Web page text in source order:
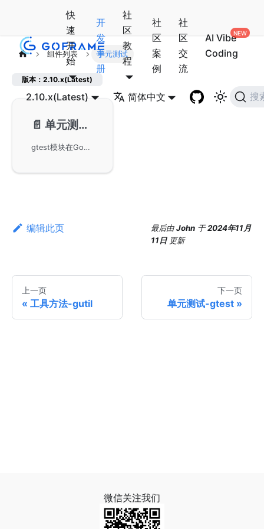
快
速
开
始
开
发
手
册
社
区
教
程
社
区
案
例
社
区
交
流
AI Vibe
Coding
2.10.x(Latest) 简体中文 搜
组件列表 单元测试
版本：2.10.x(Latest)
📄️ 单元测试-gtest
gtest模块在GoFrame框架下的使用，提供简便和轻量级的单元测试方法。gtest基于标准库testing进行功能扩展，增加了多个测试特性，如测试用例隔离和常用断言方法。适用于大部分的单元测试场景，并在需要更复杂测试时，可结合第三方测试框架如testify和goconvey使用。
编辑此页 最后由John 于2024年11月
11日 更新
上一页
工具方法-gutil
下一页
单元测试-gtest
微信关注我们